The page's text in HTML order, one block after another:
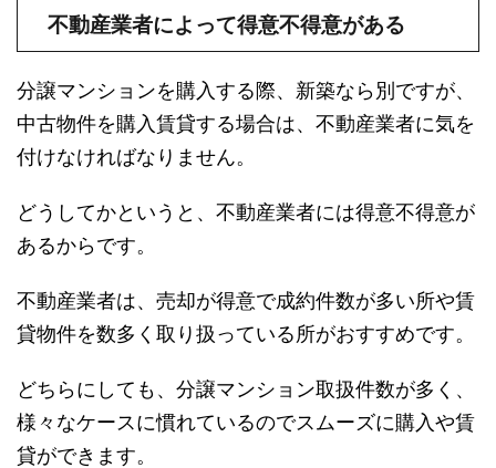
不動産業者によって得意不得意がある
分譲マンションを購入する際、新築なら別ですが、
中古物件を購入賃貸する場合は、不動産業者に気を
付けなければなりません。
どうしてかというと、不動産業者には得意不得意が
あるからです。
不動産業者は、売却が得意で成約件数が多い所や賃
貸物件を数多く取り扱っている所がおすすめです。
どちらにしても、分譲マンション取扱件数が多く、
様々なケースに慣れているのでスムーズに購入や賃
貸ができます。